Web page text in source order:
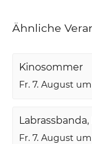
Ähnliche
Kinosommer
Fr. 7. August
Fr. 7. August